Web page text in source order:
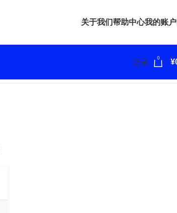
关于我们帮助中心我的账户
登录 0 ¥